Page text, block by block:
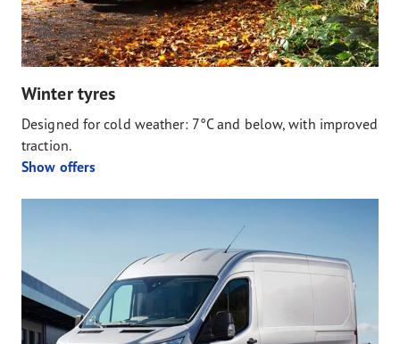
Winter tyres
Designed for cold weather: 7°C and below, with improved
traction.
Show offers